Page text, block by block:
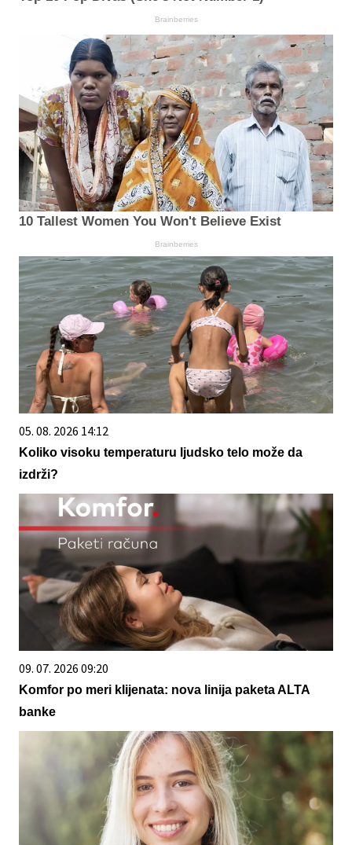
Brainberries
10 Tallest Women You Won't Believe Exist
Brainberries
05. 08. 2026 14:12
Koliko visoku temperaturu ljudsko telo može da
izdrži?
09. 07. 2026 09:20
Komfor po meri klijenata: nova linija paketa ALTA
banke